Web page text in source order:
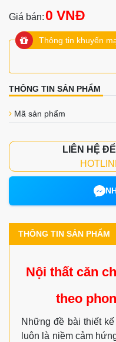
Giá bán: 0 VNĐ
Thông tin khuyến
THÔNG TIN SẢN PHẨM
Mã sản phẩm
LIÊN HỆ
THÔNG TIN SẢN PHẨM
Nội thất căn
theo
Những đề bài thiết
luôn là niềm cảm